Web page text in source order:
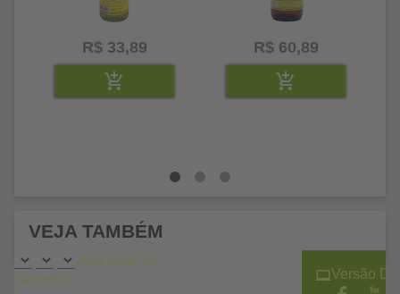
R$ 33,89 R$ 60,89
VEJA TAMBÉM
Adicionar ao
carrinho
Versão